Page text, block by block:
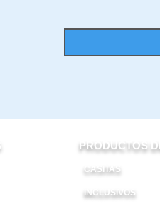
PRODUCTOS
CASITAS
INCLUSIVOS